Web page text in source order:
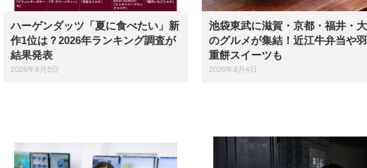
ハーゲンダッツ「夏に食べたい」新
作1位は？2026年ランキング調査が
結果発表
2026年8月5日
池袋東武に滋賀・京都・福井・
のグルメが集結！近江牛弁当や
重餅スイーツも
2026年8月4日